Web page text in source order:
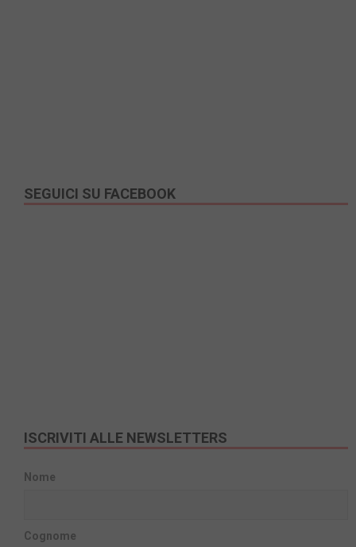
SEGUICI SU FACEBOOK
ISCRIVITI ALLE NEWSLETTERS
Nome
Cognome